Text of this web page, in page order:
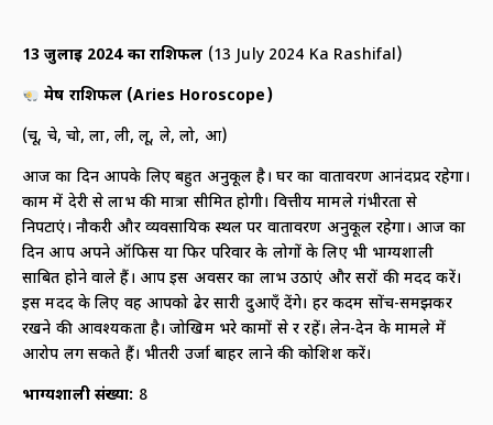
13जुलाई2024 का राशिफल (13 July 2024 Ka Rashifal)
मेष राशिफल (Aries Horoscope)
(चू, चे, चो, ला, ली, लू, ले, लो, आ)
आज का दिन आपके लिए बहुत अनुकूल है। घर का वातावरण आनंदप्रद रहेगा।
काम में देरी से लाभ की मात्रा सीमित होगी। वित्तीय मामले गंभीरता से
निपटाएं। नौकरी और व्यवसायिक स्थल पर वातावरण अनुकूल रहेगा। आज का
दिन आप अपने ऑफिस या फिर परिवार के लोगों के लिए भी भाग्यशाली
साबित होने वाले हैं। आप इस अवसर का लाभ उठाएं और दूसरों की मदद करें।
इस मदद के लिए वह आपको ढेर सारी दुआएँ देंगे। हर कदम सोंच-समझकर
रखने की आवश्यकता है। जोखिम भरे कामों से दूर रहें। लेन-देन के मामले में
आरोप लग सकते हैं। भीतरी उर्जा बाहर लाने की कोशिश करें।
भाग्यशाली संख्या: 8